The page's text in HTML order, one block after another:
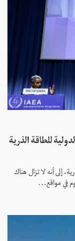
للطاقة الذرية
إلى أنه لا تزال هناك
في مواقع...